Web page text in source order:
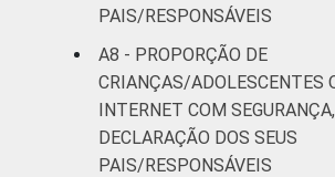
Fonte: NIC.br - out 2014 / fev
PAIS/RESPONSÁVEIS
A8 - PROPORÇÃO DE
CRIANÇAS/ADOLESCENTES
INTERNET COM
DECLARAÇÃO DOS SEUS
PAIS/RESPONSÁVEIS